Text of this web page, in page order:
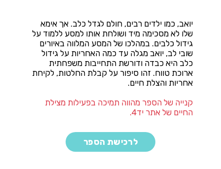
יואב, כמו ילדים רבים, חולם לגדל כלב. אך אימא
שלו לא מסכימה מיד ושולחת אותו למסע ללמוד על
גידול כלבים. במהלכו של המסע המלווה באיורים
שובי לב, יואב מגלה עד כמה האחריות על גידול
כלב היא כבדה ודורשת התחייבות משפחתית
ארוכת טווח. זהו סיפור על קבלת החלטות, לקיחת
אחריות והצלת חיים.
קנייה של הספר מהווה תמיכה בפעילות מצילת
החיים של אתר יד4.
לרכישת הספר